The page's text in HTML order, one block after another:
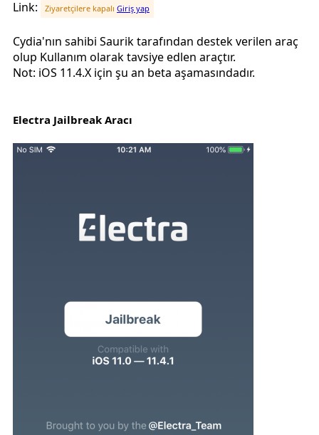
Link: Ziyaretçilere kapalı Giriş yap
Cydia'nın sahibi Saurik tarafından destek verilen araç
olup Kullanım olarak tavsiye edlen araçtır.
Not: iOS 11.4.X için şu an beta aşamasındadır.
Electra Jailbreak Aracı